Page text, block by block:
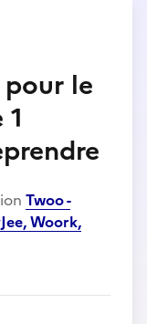
le
Twoo -
Woork,